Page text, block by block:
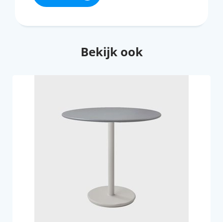
Bekijk ook